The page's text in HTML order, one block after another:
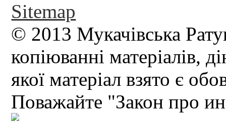
Sitemap
© 2013 Мукачівська
копіюванні матеріалів,
якої матеріал взято є
Поважайте "Закон про